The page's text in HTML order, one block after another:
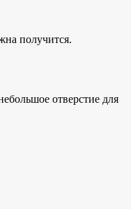
получится.
отверстие для